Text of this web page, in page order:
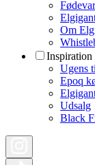
Om
Inspiration
Ugens
Epoq
Udsalg
Black